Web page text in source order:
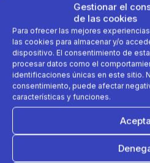
Gestionar el
de las cookies
Para ofrecer las mejores
las cookies para almacenar y/o
dispositivo. El consentimiento de
procesar datos como el
identificaciones únicas en este sitio.
consentimiento, puede afectar
características y funciones.